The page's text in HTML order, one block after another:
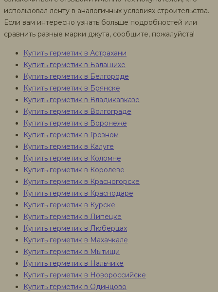
использовал ленту в аналогичных условиях строительства.
Если вам интересно узнать больше подробностей или
сравнить разные марки джута, сообщите, пожалуйста!
Купить герметик в Астрахани
Купить герметик в Балашихе
Купить герметик в Белгороде
Купить герметик в Брянске
Купить герметик в Владикавказе
Купить герметик в Волгограде
Купить герметик в Воронеже
Купить герметик в Грозном
Купить герметик в Калуге
Купить герметик в Коломне
Купить герметик в Королеве
Купить герметик в Красногорске
Купить герметик в Краснодаре
Купить герметик в Курске
Купить герметик в Липецке
Купить герметик в Люберцах
Купить герметик в Махачкале
Купить герметик в Мытищи
Купить герметик в Нальчике
Купить герметик в Новороссийске
Купить герметик в Одинцово